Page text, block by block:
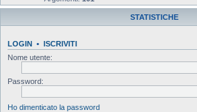
STATISTICHE
LOGIN • ISCRIVITI
Nome utente:
Password:
Ho dimenticato la password